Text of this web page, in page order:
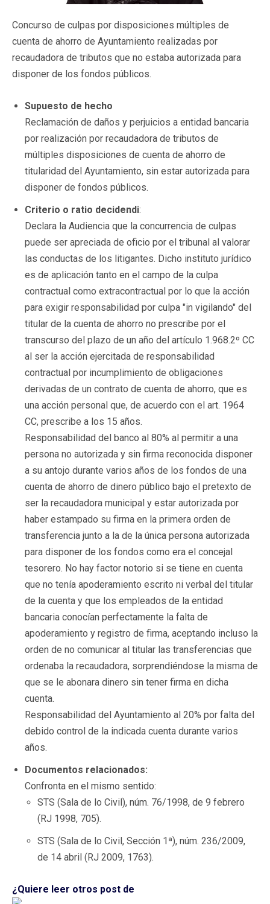
Concurso de culpas por disposiciones múltiples de
cuenta de ahorro de Ayuntamiento realizadas por
recaudadora de tributos que no estaba autorizada para
disponer de los fondos públicos.
Supuesto de hecho
Reclamación de daños y perjuicios a entidad bancaria
por realización por recaudadora de tributos de
múltiples disposiciones de cuenta de ahorro de
titularidad del Ayuntamiento, sin estar autorizada para
disponer de fondos públicos.
Criterio o ratio decidendi:
Declara la Audiencia que la concurrencia de culpas
puede ser apreciada de oficio por el tribunal al valorar
las conductas de los litigantes. Dicho instituto jurídico
es de aplicación tanto en el campo de la culpa
contractual como extracontractual por lo que la acción
para exigir responsabilidad por culpa "in vigilando" del
titular de la cuenta de ahorro no prescribe por el
transcurso del plazo de un año del artículo 1.968.2º CC
al ser la acción ejercitada de responsabilidad
contractual por incumplimiento de obligaciones
derivadas de un contrato de cuenta de ahorro, que es
una acción personal que, de acuerdo con el art. 1964
CC, prescribe a los 15 años.
Responsabilidad del banco al 80% al permitir a una
persona no autorizada y sin firma reconocida disponer
a su antojo durante varios años de los fondos de una
cuenta de ahorro de dinero público bajo el pretexto de
ser la recaudadora municipal y estar autorizada por
haber estampado su firma en la primera orden de
transferencia junto a la de la única persona autorizada
para disponer de los fondos como era el concejal
tesorero. No hay factor notorio si se tiene en cuenta
que no tenía apoderamiento escrito ni verbal del titular
de la cuenta y que los empleados de la entidad
bancaria conocían perfectamente la falta de
apoderamiento y registro de firma, aceptando incluso la
orden de no comunicar al titular las transferencias que
ordenaba la recaudadora, sorprendiéndose la misma de
que se le abonara dinero sin tener firma en dicha
cuenta.
Responsabilidad del Ayuntamiento al 20% por falta del
debido control de la indicada cuenta durante varios
años.
Documentos relacionados:
Confronta en el mismo sentido:
STS (Sala de lo Civil), núm. 76/1998, de 9 febrero
(RJ 1998, 705).
STS (Sala de lo Civil, Sección 1ª), núm. 236/2009,
de 14 abril (RJ 2009, 1763).
¿Quiere leer otros post de